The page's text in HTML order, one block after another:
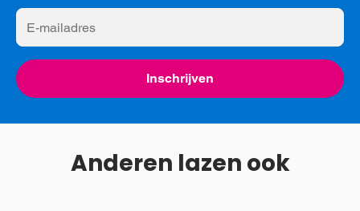
E-
mailadres
Inschrijven
Anderen lazen ook